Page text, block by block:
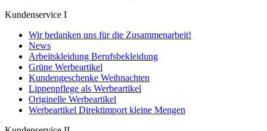
Kundenservice I
Wir bedanken uns für die Zusammenarbeit!
News
Arbeitskleidung Berufsbekleidung
Grüne Werbeartikel
Kundengeschenke Weihnachten
Lippenpflege als Werbeartikel
Originelle Werbeartikel
Werbeartikel Direktimport kleine Mengen